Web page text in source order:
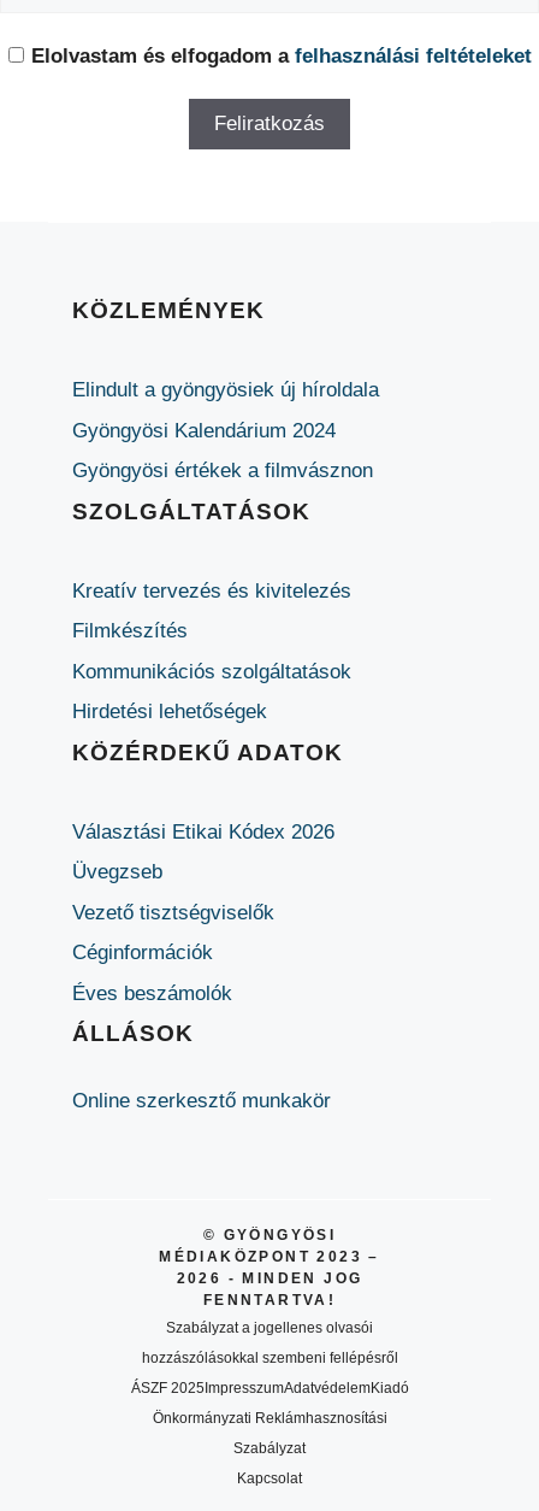
Elolvastam és elfogadom a felhasználási feltételeket
KÖZLEMÉNYEK
Elindult a gyöngyösiek új híroldala
Gyöngyösi Kalendárium 2024
Gyöngyösi értékek a filmvásznon
SZOLGÁLTATÁSOK
Kreatív tervezés és kivitelezés
Filmkészítés
Kommunikációs szolgáltatások
Hirdetési lehetőségek
KÖZÉRDEKŰ ADATOK
Választási Etikai Kódex 2026
Üvegzseb
Vezető tisztségviselők
Céginformációk
Éves beszámolók
ÁLLÁSOK
Online szerkesztő munkakör
© GYÖNGYÖSI
MÉDIAKÖZPONT 2023 –
2026 - MINDEN JOG
FENNTARTVA!
Szabályzat a jogellenes olvasói
hozzászólásokkal szembeni fellépésről
ÁSZF 2025ImpresszumAdatvédelemKiadó
Önkormányzati Reklámhasznosítási
Szabályzat
Kapcsolat